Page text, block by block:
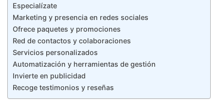
Especialízate
Marketing y presencia en redes sociales
Ofrece paquetes y promociones
Red de contactos y colaboraciones
Servicios personalizados
Automatización y herramientas de gestión
Invierte en publicidad
Recoge testimonios y reseñas